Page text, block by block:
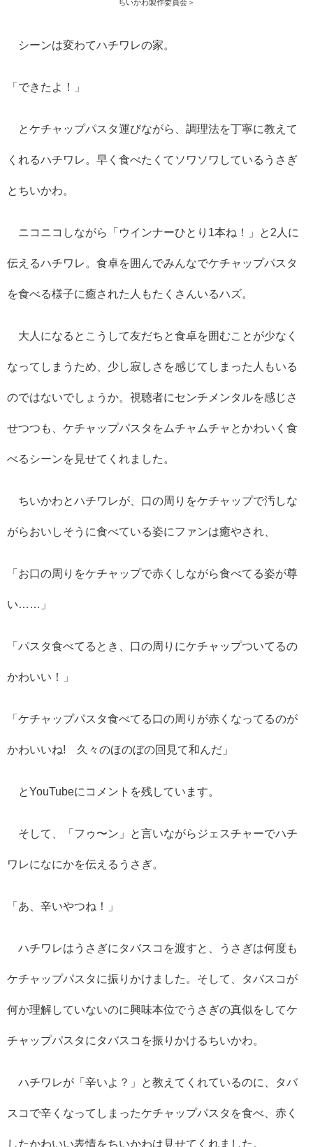
ちいかわ製作委員会＞
シーンは変わてハチワレの家。
「できたよ！」
とケチャップパスタ運びながら、調理法を丁寧に教えて
くれるハチワレ。早く食べたくてソワソワしているうさぎ
とちいかわ。
ニコニコしながら「ウインナーひとり1本ね！」と2人に
伝えるハチワレ。食卓を囲んでみんなでケチャップパスタ
を食べる様子に癒された人もたくさんいるハズ。
大人になるとこうして友だちと食卓を囲むことが少なく
なってしまうため、少し寂しさを感じてしまった人もいる
のではないでしょうか。視聴者にセンチメンタルを感じさ
せつつも、ケチャップパスタをムチャムチャとかわいく食
べるシーンを見せてくれました。
ちいかわとハチワレが、口の周りをケチャップで汚しな
がらおいしそうに食べている姿にファンは癒やされ、
「お口の周りをケチャップで赤くしながら食べてる姿が尊
い……」
「パスタ食べてるとき、口の周りにケチャップついてるの
かわいい！」
「ケチャップパスタ食べてる口の周りが赤くなってるのが
かわいいね! 久々のほのぼの回見て和んだ」
とYouTubeにコメントを残しています。
そして、「フゥ〜ン」と言いながらジェスチャーでハチ
ワレになにかを伝えるうさぎ。
「あ、辛いやつね！」
ハチワレはうさぎにタバスコを渡すと、うさぎは何度も
ケチャップパスタに振りかけました。そして、タバスコが
何か理解していないのに興味本位でうさぎの真似をしてケ
チャップパスタにタバスコを振りかけるちいかわ。
ハチワレが「辛いよ？」と教えてくれているのに、タバ
スコで辛くなってしまったケチャップパスタを食べ、赤く
したかわいい表情をちいかわは見せてくれました。